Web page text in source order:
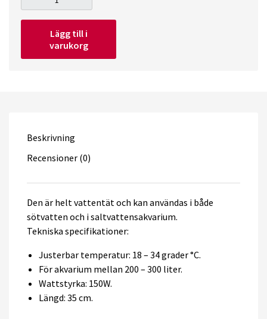
EHEIM
Doppvärmare
Lägg till i
varukorg
Beskrivning
Recensioner (0)
Den är helt vattentät och kan användas i både
sötvatten och i saltvattensakvarium.
Tekniska specifikationer:
Justerbar temperatur: 18 – 34 grader °C.
För akvarium mellan 200 – 300 liter.
Wattstyrka: 150W.
Längd: 35 cm.